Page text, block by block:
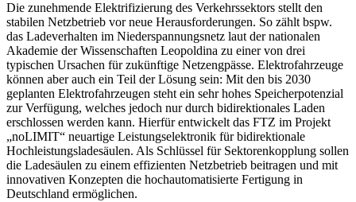
Die zunehmende Elektrifizierung des Verkehrssektors stellt den
stabilen Netzbetrieb vor neue Herausforderungen. So zählt bspw.
das Ladeverhalten im Niederspannungsnetz laut der nationalen
Akademie der Wissenschaften Leopoldina zu einer von drei
typischen Ursachen für zukünftige Netzengpässe. Elektrofahrzeuge
können aber auch ein Teil der Lösung sein: Mit den bis 2030
geplanten Elektrofahrzeugen steht ein sehr hohes Speicherpotenzial
zur Verfügung, welches jedoch nur durch bidirektionales Laden
erschlossen werden kann. Hierfür entwickelt das FTZ im Projekt
„noLIMIT“ neuartige Leistungselektronik für bidirektionale
Hochleistungsladesäulen. Als Schlüssel für Sektorenkopplung sollen
die Ladesäulen zu einem effizienten Netzbetrieb beitragen und mit
innovativen Konzepten die hochautomatisierte Fertigung in
Deutschland ermöglichen.